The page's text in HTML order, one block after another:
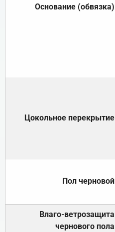
Основание (обвязка)
Цокольное перекрытие
Пол черновой
Влаго-ветрозащита
чернового пола